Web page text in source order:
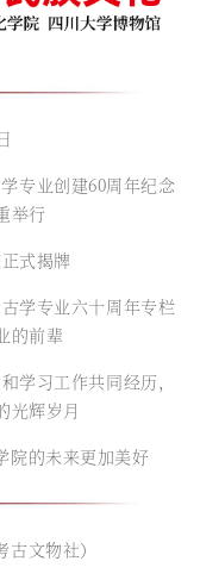
专业创建60周年纪念
举行
式揭牌
学专业六十周年专栏
的前辈
学习工作共同经历，
光辉岁月
院的未来更加美好
文物社）